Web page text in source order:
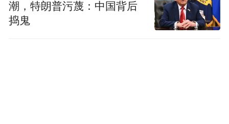
潮，特朗普污蔑：中国背后
捣鬼